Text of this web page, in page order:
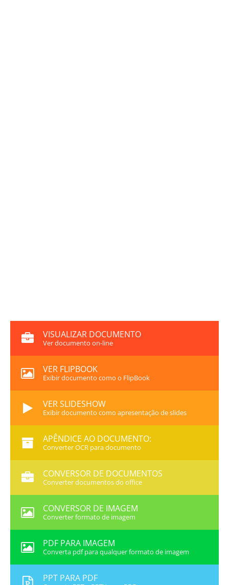
VISUALIZAR DOCUMENTO
Ver documento on-line
VER FLIPBOOK
Exibir documento como o FlipBook
VER SLIDESHOW
Exibir documento como apresentação de slides
APÊNDICE AO DOCUMENTO:
Converter OCR para documento
CONVERSOR DE DOCUMENTOS
Converter documentos do office
CONVERSOR DE IMAGEM
Converter formato de imagem
PDF PARA IMAGEM
Converta pdf para qualquer formato de imagem
PPT PARA PDF